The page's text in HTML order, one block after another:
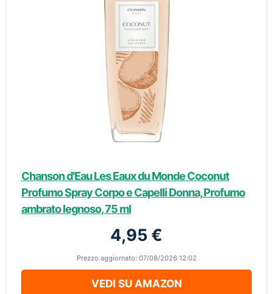
Chanson d'Eau Les Eaux du Monde Coconut
Profumo Spray Corpo e Capelli Donna, Profumo
ambrato legnoso, 75 ml
4,95 €
Prezzo aggiornato: 07/08/2026 12:02
VEDI SU AMAZON